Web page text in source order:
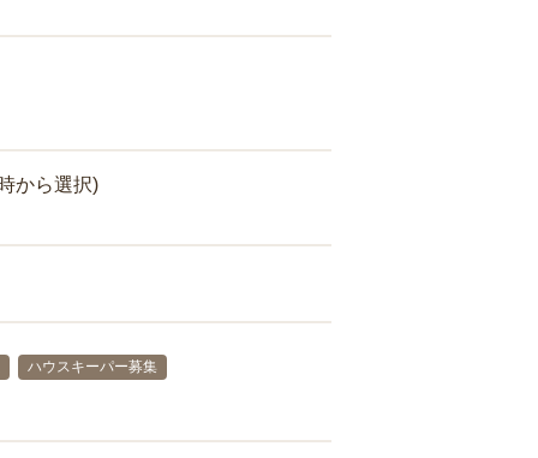
から選択)
ハウスキーパー募集